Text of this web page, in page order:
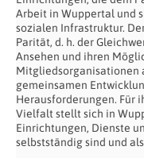
Arbeit in Wuppertal und
sozialen Infrastruktur.
Parität, d. h. der
Ansehen und ihren
Mitgliedsorganisationen
gemeinsamen
Herausforderungen. Für
Vielfalt stellt sich in
Einrichtungen, Dienste
selbstständig sind und